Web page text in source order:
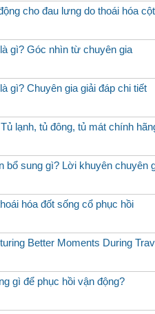
cho đau lưng do thoái hóa
gì? Góc nhìn từ chuyên gia
gì? Chuyên gia giải đáp chi tiết
lạnh, tủ đông, tủ mát chính
bổ sung gì? Lời khuyên chuyên
hóa đốt sống cổ phục hồi
Better Moments During
gì để phục hồi vận động?